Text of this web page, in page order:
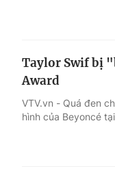
Taylor Swif bị
Award
VTV.vn - Quá đen
hình của Beyoncé